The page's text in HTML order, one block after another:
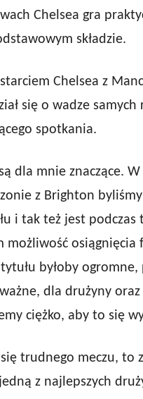
Chelsea gra
składzie.
Chelsea z
się o wadze samych
spotkania.
dla mnie znaczące. W
z Brighton
i tak też jest podczas
możliwość osiągnięcia
byłoby ogromne,
dla drużyny
ciężko, aby to się
trudnego meczu, to z
z najlepszych